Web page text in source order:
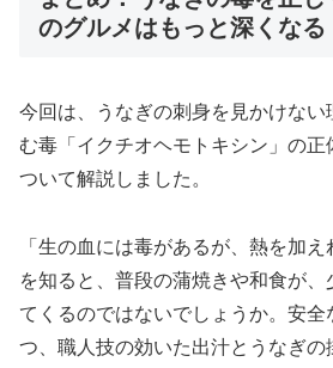
のグルメはもっと深くなる
今回は、うなぎの刺身を見かけな
む毒「イクチオヘモトキシン」の正
ついて解説しました。
「生の血には毒があるが、熱を加
を知ると、普段の蒲焼きや和食が、
てくるのではないでしょうか。安全
つ、職人技の効いた出汁とうなぎの